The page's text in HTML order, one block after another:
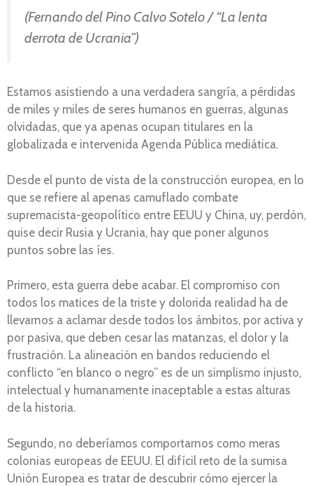
(Fernando del Pino Calvo Sotelo / “La lenta
derrota de Ucrania”)
Estamos asistiendo a una verdadera sangría, a pérdidas
de miles y miles de seres humanos en guerras, algunas
olvidadas, que ya apenas ocupan titulares en la
globalizada e intervenida Agenda Pública mediática.
Desde el punto de vista de la construcción europea, en lo
que se refiere al apenas camuflado combate
supremacista-geopolítico entre EEUU y China, uy, perdón,
quise decir Rusia y Ucrania, hay que poner algunos
puntos sobre las íes.
Primero, esta guerra debe acabar. El compromiso con
todos los matices de la triste y dolorida realidad ha de
llevarnos a aclamar desde todos los ámbitos, por activa y
por pasiva, que deben cesar las matanzas, el dolor y la
frustración. La alineación en bandos reduciendo el
conflicto “en blanco o negro” es de un simplismo injusto,
intelectual y humanamente inaceptable a estas alturas
de la historia.
Segundo, no deberíamos comportarnos como meras
colonias europeas de EEUU. El difícil reto de la sumisa
Unión Europea es tratar de descubrir cómo ejercer la